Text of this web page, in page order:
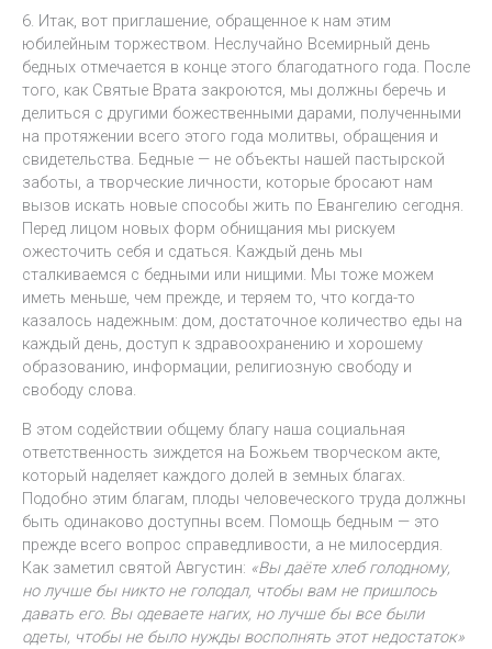
6. Итак, вот приглашение, обращенное к нам этим
юбилейным торжеством. Неслучайно Всемирный день
бедных отмечается в конце этого благодатного года. После
того, как Святые Врата закроются, мы должны беречь и
делиться с другими божественными дарами, полученными
на протяжении всего этого года молитвы, обращения и
свидетельства. Бедные — не объекты нашей пастырской
заботы, а творческие личности, которые бросают нам
вызов искать новые способы жить по Евангелию сегодня.
Перед лицом новых форм обнищания мы рискуем
ожесточить себя и сдаться. Каждый день мы
сталкиваемся с бедными или нищими. Мы тоже можем
иметь меньше, чем прежде, и теряем то, что когда-то
казалось надежным: дом, достаточное количество еды на
каждый день, доступ к здравоохранению и хорошему
образованию, информации, религиозную свободу и
свободу слова.
В этом содействии общему благу наша социальная
ответственность зиждется на Божьем творческом акте,
который наделяет каждого долей в земных благах.
Подобно этим благам, плоды человеческого труда должны
быть одинаково доступны всем. Помощь бедным — это
прежде всего вопрос справедливости, а не милосердия.
Как заметил святой Августин: «Вы даёте хлеб голодному,
но лучше бы никто не голодал, чтобы вам не пришлось
давать его. Вы одеваете нагих, но лучше бы все были
одеты, чтобы не было нужды восполнять этот недостаток»